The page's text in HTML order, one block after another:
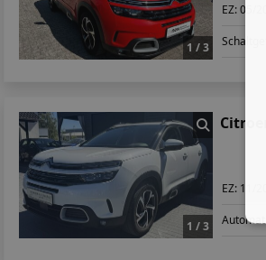
1 / 3
EZ:05/
1 / 3
EZ: 11/